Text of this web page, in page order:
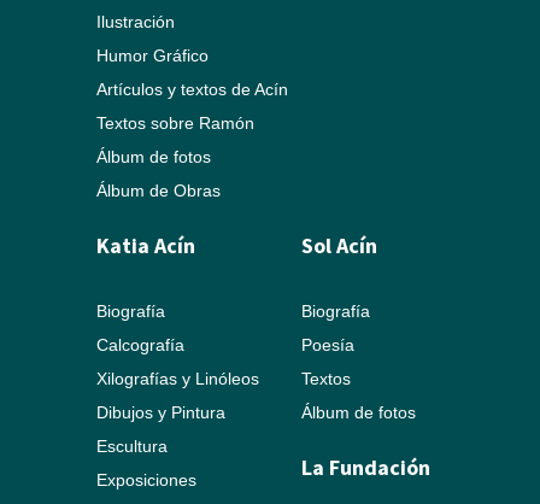
Ilustración
Humor Gráfico
Artículos y textos de Acín
Textos sobre Ramón
Álbum de fotos
Álbum de Obras
Katia Acín
Biografía
Calcografía
Xilografías y Linóleos
Dibujos y Pintura
Escultura
Exposiciones
Sol Acín
Biografía
Poesía
Textos
Álbum de fotos
La Fundación